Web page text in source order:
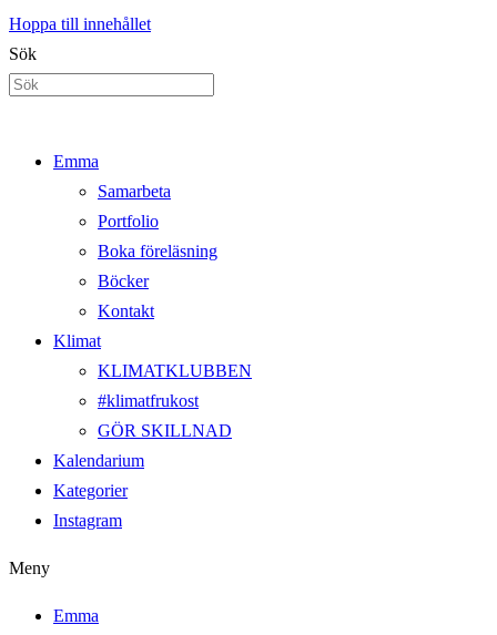
Hoppa till innehållet
Sök
Emma
Samarbeta
Portfolio
Boka föreläsning
Böcker
Kontakt
Klimat
KLIMATKLUBBEN
#klimatfrukost
GÖR SKILLNAD
Kalendarium
Kategorier
Instagram
Meny
Emma